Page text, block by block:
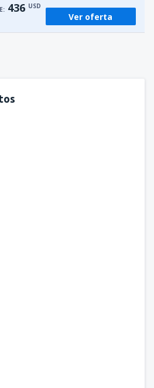
436 USD
Ver oferta